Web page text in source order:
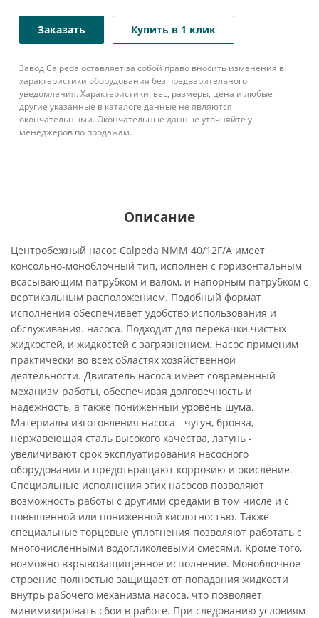
Заказать Купить в 1 клик
Завод Calpeda оставляет за собой право вносить изменения в
характеристики оборудования без предварительного
уведомления. Характеристики, вес, размеры, цена и любые
другие указанные в каталоге данные не являются
окончательными. Окончательные данные уточняйте у
менеджеров по продажам.
Описание
Центробежный насос Calpeda NMM 40/12F/A имеет
консольно-моноблочный тип, исполнен с горизонтальным
всасывающим патрубком и валом, и напорным патрубком с
вертикальным расположением. Подобный формат
исполнения обеспечивает удобство использования и
обслуживания. насоса. Подходит для перекачки чистых
жидкостей, и жидкостей с загрязнением. Насос применим
практически во всех областях хозяйственной
деятельности. Двигатель насоса имеет современный
механизм работы, обеспечивая долговечность и
надежность, а также пониженный уровень шума.
Материалы изготовления насоса - чугун, бронза,
нержавеющая сталь высокого качества, латунь -
увеличивают срок эксплуатирования насосного
оборудования и предотвращают коррозию и окисление.
Специальные исполнения этих насосов позволяют
возможность работы с другими средами в том числе и с
повышенной или пониженной кислотностью. Также
специальные торцевые уплотнения позволяют работать с
многочисленными водогликолевыми смесями. Кроме того,
возможно взрывозащищенное исполнение. Моноблочное
строение полностью защищает от попадания жидкости
внутрь рабочего механизма насоса, что позволяет
минимизировать сбои в работе. При следованию условиям